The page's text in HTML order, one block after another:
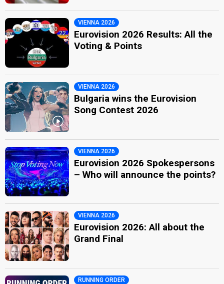
VIENNA 2026
Eurovision 2026 Results: All the
Voting & Points
VIENNA 2026
Bulgaria wins the Eurovision
Song Contest 2026
VIENNA 2026
Eurovision 2026 Spokespersons
– Who will announce the points?
VIENNA 2026
Eurovision 2026: All about the
Grand Final
RUNNING ORDER